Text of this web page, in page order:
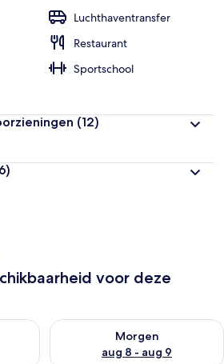
Luchthaventransfer
Restaurant
Sportschool
(12)
voor deze
voor vanavond aug 7 - aug 8
Morgen
aug 8 - aug 9
De beschikbaarheid